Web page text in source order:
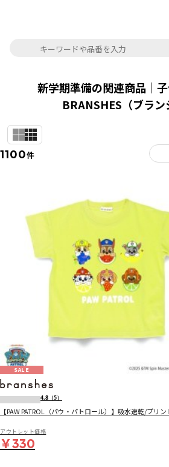
新学期準備の関連商品｜
BRANSHES（ブラン
1100件
SALE
4.8 （5）
【PAW PATROL（パウ・パトロール）】吸水速乾/プリ
アウトレット価格
￥330